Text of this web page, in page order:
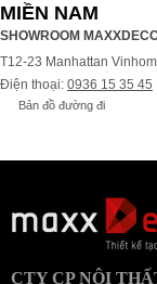
MIỀN NAM
SHOWROOM
T12-23 Manhattan
Điện thoại: 0936 15 35 45
Bản đồ đường đi
CTY CP NỘI